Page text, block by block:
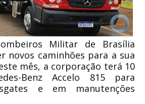
Militar de Brasília
novos caminhões para a sua
mês, a corporação terá 10
Benz Accelo 815 para
e em manutenções